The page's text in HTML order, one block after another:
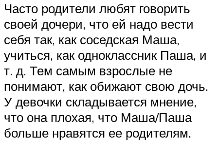
Часто родители любят говорить
своей дочери, что ей надо вести
себя так, как соседская Маша,
учиться, как одноклассник Паша, и
т. д. Тем самым взрослые не
понимают, как обижают свою дочь.
У девочки складывается мнение,
что она плохая, что Маша/Паша
больше нравятся ее родителям.